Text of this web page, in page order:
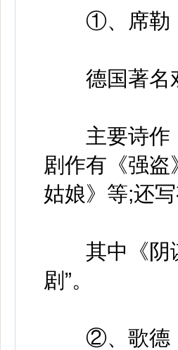
①、席勒
德国著名戏
主要诗作：
剧作有《强
姑娘》等;还
其中《阴谋
剧”。
②、歌德